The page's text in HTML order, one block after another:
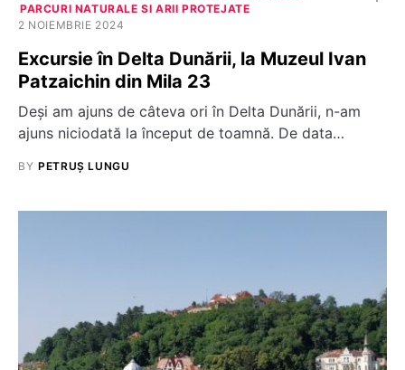
PARCURI NATURALE SI ARII PROTEJATE
2 NOIEMBRIE 2024
Excursie în Delta Dunării, la Muzeul Ivan
Patzaichin din Mila 23
Deși am ajuns de câteva ori în Delta Dunării, n-am
ajuns niciodată la început de toamnă. De data…
BY PETRUȘ LUNGU